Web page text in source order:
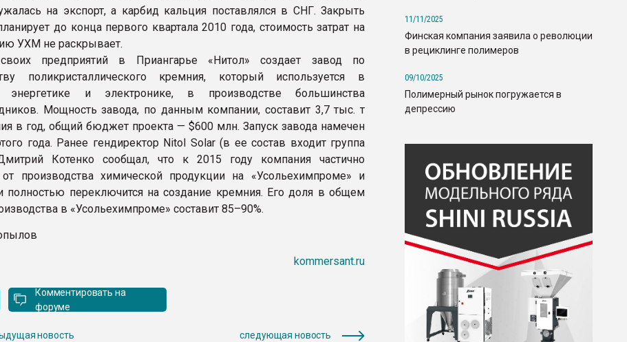
на экспорт, а карбид кальция поставлялся в СНГ. Закрыть
до конца первого квартала 2010 года, стоимость затрат на
УХМ не раскрывает.
предприятий в Приангарье «Нитол» создает завод по
поликристаллического кремния, который используется в
энергетике и электронике, в производстве большинства
Мощность завода, по данным компании, составит 3,7 тыс. т
в год, общий бюджет проекта — $600 млн. Запуск завода намечен
года. Ранее гендиректор Nitol Solar (в ее состав входит группа
Котенко сообщал, что к 2015 году компания частично
от производства химической продукции на «Усольехимпроме» и
полностью переключится на создание кремния. Его доля в общем
в «Усольехимпроме» составит 85–90%.
kommersant.ru
Комментировать на
форуме
новость следующая новость
11/11/2025
Финская компания заявила о революции
в рециклинге полимеров
09/10/2025
Полимерный рынок погружается в
депрессию